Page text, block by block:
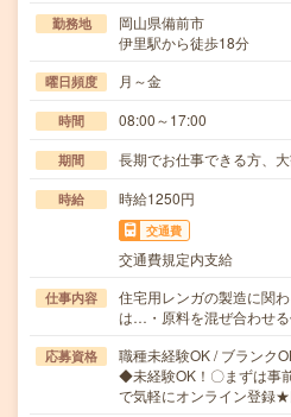
勤務地
岡山県備前市
伊里駅から徒歩18分
曜日頻度 月～金
時間 08:00～17:00
期間 長期でお仕事できる方、大
時給 時給1250円
交通費
交通費規定内支給
仕事内容
住宅用レンガの製造に関
は…・原料を混ぜ合わせ
応募資格
職種未経験OK / ブランク
◆未経験OK！〇まずは事
で気軽にオンライン登録